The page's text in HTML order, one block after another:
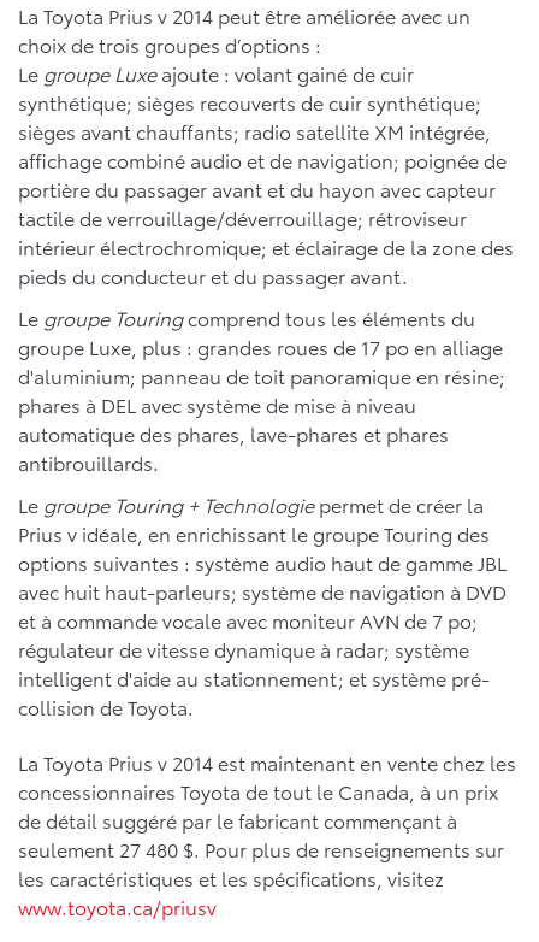
La Toyota Prius v 2014 peut être améliorée avec un
choix de trois groupes d’options :
Le groupe Luxeajoute : volant gainé de cuir
synthétique; sièges recouverts de cuir synthétique;
sièges avant chauffants; radio satellite XM intégrée,
affichage combiné audio et de navigation; poignée de
portière du passager avant et du hayon avec capteur
tactile de verrouillage/déverrouillage; rétroviseur
intérieur électrochromique; et éclairage de la zone des
pieds du conducteur et du passager avant.
Le groupe Touringcomprend tous les éléments du
groupe Luxe, plus : grandes roues de 17 po en alliage
d'aluminium; panneau de toit panoramique en résine;
phares à DEL avec système de mise à niveau
automatique des phares, lave-phares et phares
antibrouillards.
Le groupe Touring + Technologiepermet de créer la
Prius v idéale, en enrichissant le groupe Touring des
options suivantes : système audio haut de gamme JBL
avec huit haut-parleurs; système de navigation à DVD
et à commande vocale avec moniteur AVN de 7 po;
régulateur de vitesse dynamique à radar; système
intelligent d'aide au stationnement; et système pré-
collision de Toyota.
La Toyota Prius v 2014 est maintenant en vente chez les
concessionnaires Toyota de tout le Canada, à un prix
de détail suggéré par le fabricant commençant à
seulement 27 480 $. Pour plus de renseignements sur
les caractéristiques et les spécifications, visitez
www.toyota.ca/priusv